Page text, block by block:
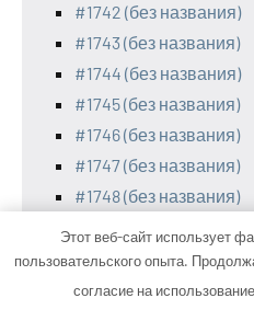
#1742 (без названия)
#1743 (без названия)
#1744 (без названия)
#1745 (без названия)
#1746 (без названия)
#1747 (без названия)
#1748 (без названия)
#1749 (без названия)
#1750 (без названия)
#1751 (без названия)
Этот веб-сайт использует
пользовательского опыта.
согласие на